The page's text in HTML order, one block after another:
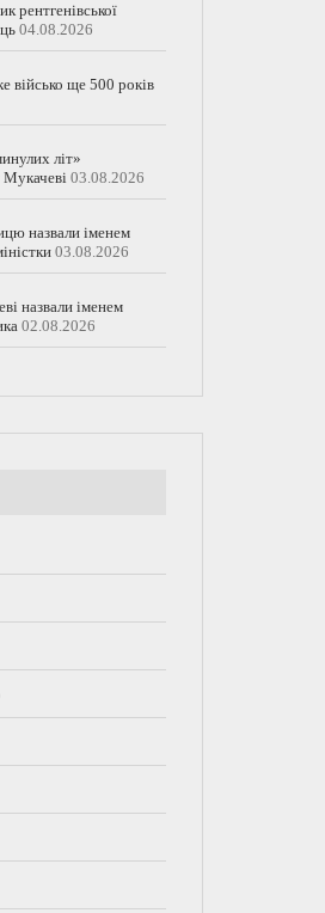
рентгенівської
04.08.2026
військо ще 500 років
літ»
Мукачеві 03.08.2026
назвали іменем
03.08.2026
назвали іменем
02.08.2026